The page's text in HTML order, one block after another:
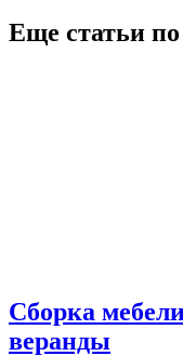
Еще статьи по
Сборка
веранды